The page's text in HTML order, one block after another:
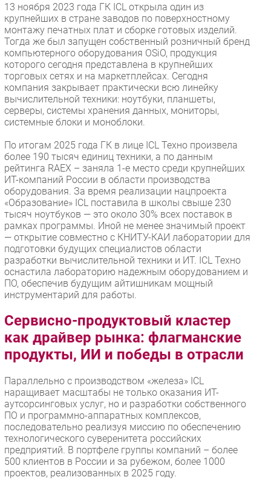
13 ноября 2023 года ГК ICL открыла один из
крупнейших в стране заводов по поверхностному
монтажу печатных плат и сборке готовых изделий.
Тогда же был запущен собственный розничный бренд
компьютерного оборудования OSiO, продукция
которого сегодня представлена в крупнейших
торговых сетях и на маркетплейсах. Сегодня
компания закрывает практически всю линейку
вычислительной техники: ноутбуки, планшеты,
серверы, системы хранения данных, мониторы,
системные блоки и моноблоки.
По итогам 2025 года ГК в лице ICL Техно произвела
более 190 тысяч единиц техники, а по данным
рейтинга RAEX – заняла 1-е место среди крупнейших
ИТ-компаний России в области производства
оборудования. За время реализации нацпроекта
«Образование» ICL поставила в школы свыше 230
тысяч ноутбуков — это около 30% всех поставок в
рамках программы. Иной не менее значимый проект
— открытие совместно с КНИТУ-КАИ лаборатории для
подготовки будущих специалистов области
разработки вычислительной техники и ИТ. ICL Техно
оснастила лабораторию надежным оборудованием и
ПО, обеспечив будущим айтишникам мощный
инструментарий для работы.
Сервисно-продуктовый кластер
как драйвер рынка: флагманские
продукты, ИИ и победы в отрасли
Параллельно с производством «железа» ICL
наращивает масштабы не только оказания ИТ-
аутсорсинговых услуг, но и разработки собственного
ПО и программно-аппаратных комплексов,
последовательно реализуя миссию по обеспечению
технологического суверенитета российских
предприятий. В портфеле группы компаний – более
500 клиентов в России и за рубежом, более 1000
проектов, реализованных в 2025 году.